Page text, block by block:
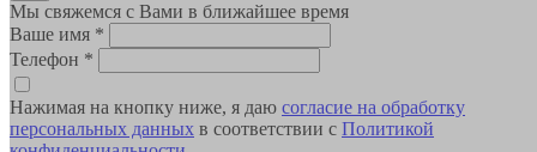
Мы свяжемся с Вами в ближайшее время
Ваше имя *
Телефон *
Нажимая на кнопку ниже, я даю согласие на обработку
персональных данных в соответствии с Политикой